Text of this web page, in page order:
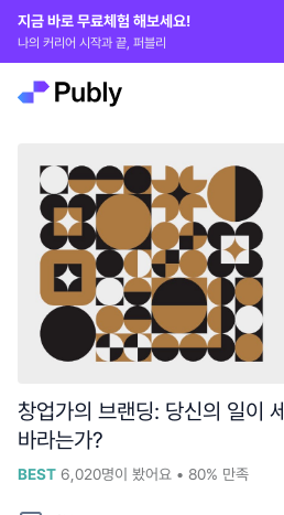
지금 바로 무료체험 해보세요!
나의 커리어 시작과 끝, 퍼블리
창업가의 브랜딩: 당신의 일이
바라는가?
BEST 6,020명이 봤어요 • 80% 만족